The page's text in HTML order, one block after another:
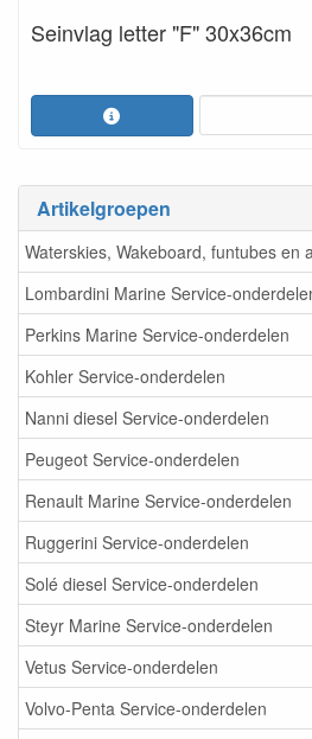
Artikelgroepen
Waterskies, Wakeboard, funtubes en
Lombardini Marine Service-
Perkins Marine Service-onderdelen
Kohler Service-onderdelen
Nanni diesel Service-onderdelen
Peugeot Service-onderdelen
Renault Marine Service-onderdelen
Ruggerini Service-onderdelen
Solé diesel Service-onderdelen
Steyr Marine Service-onderdelen
Vetus Service-onderdelen
Volvo-Penta Service-onderdelen
Seinvlag letter "F" 30x36cm